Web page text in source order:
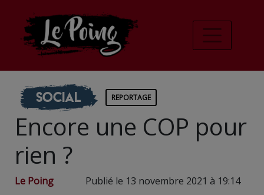
Social REPORTAGE
Encore une COP pour
rien ?
Le Poing Publié le 13 novembre 2021 à 19:14